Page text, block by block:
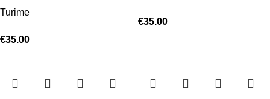
Turime
€35.00
€35.00